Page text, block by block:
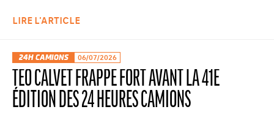
LIRE L'ARTICLE
24H CAMIONS 06/07/2026
TÉO CALVET FRAPPE FORT AVANT LA 41E
ÉDITION DES 24 HEURES CAMIONS